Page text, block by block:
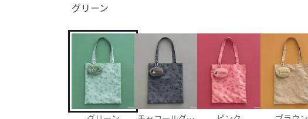
グリーン